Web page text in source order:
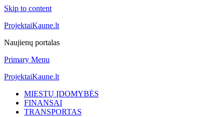
Skip to content
ProjektaiKaune.lt
Naujienų portalas
Primary Menu
ProjektaiKaune.lt
MIESTŲ ĮDOMYBĖS
FINANSAI
TRANSPORTAS